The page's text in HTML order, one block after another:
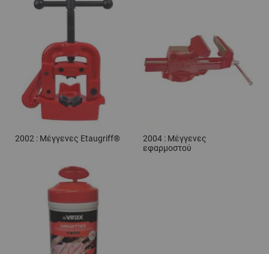
2002 : Μέγγενες Etaugriff®
2004 : Μέγγενες
εφαρμοστού